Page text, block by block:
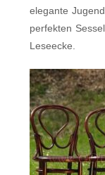
elegante
perfekten
Leseecke.